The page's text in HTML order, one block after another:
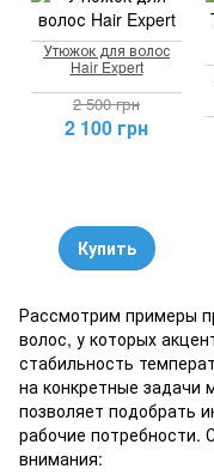
Утюжок для волос
Hair Expert
2 500 грн
2 100 грн
Купить
Рассмотрим примеры
волос, у которых
стабильность
на конкретные задачи
позволяет подобрать
рабочие потребности.
внимания: